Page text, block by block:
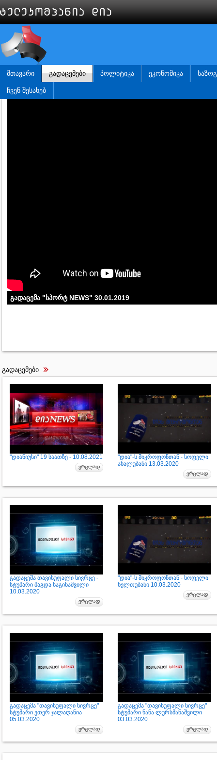
ᲛᲗᲐᲕᲐᲠᲘ ᲒᲐᲓᲐᲪᲔᲛᲔᲑᲘ ᲞᲝᲚᲘᲢᲘᲙᲐ ᲔᲙᲝᲜᲝᲛᲘᲙᲐ
ᲩᲕᲔᲜ ᲨᲔᲡᲐᲮᲔᲑ
გადაცემა "სპორტ NEWS" 30.01.2019
გადაცემები
"დიანიუსი" 19 საათზე - 10.08.2021
"დია"-ს მიკროფონთან - სოფელი
ახალუბანი 13.03.2020
გადაცემა თავისუფალი სივრცე -
სტუმარი მაგდა საგინაშვილი
10.03.2020
"დია"-ს მიკროფონთან - სოფელი
ხელთუბანი 10.03.2020
გადაცემა "თავისუფალი სივრცე"
სტუმარი ეთერ ჯალაღანია
05.03.2020
გადაცემა "თავისუფალი სივრცე"
სტუმარი ნანა ლურსმანაშვილი
03.03.2020